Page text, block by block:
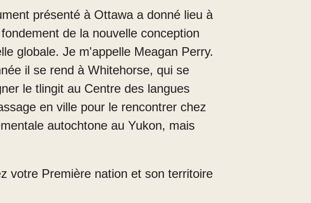
présenté à Ottawa a donné lieu à
de la nouvelle conception
globale. Je m'appelle Meagan Perry.
il se rend à Whitehorse, qui se
le tlingit au Centre des langues
en ville pour le rencontrer chez
autochtone au Yukon, mais
votre Première nation et son territoire